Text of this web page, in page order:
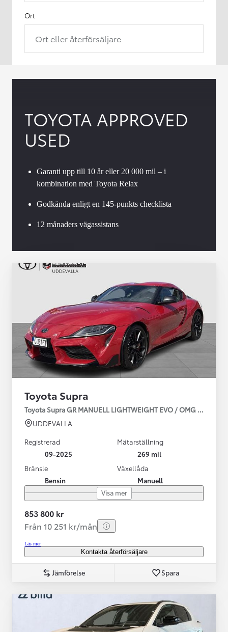
Ort
Ort eller återförsäljare
TOYOTA APPROVED
USED
Garanti upp till 10 år eller 20 000 mil – i
kombination med Toyota Relax
Godkända enligt en 145-punkts checklista
12 månaders vägassistans
Toyota Supra
Toyota Supra GR MANUELL LIGHTWEIGHT EVO / OMG LEV!
UDDEVALLA
Registrerad
09-2025
Mätarställning
269 mil
Bränsle
Bensin
Växellåda
Manuell
Visa mer
853 800 kr
Från 10 251 kr/mån
Läs mer
Kontakta återförsäljare
Jämförelse Spara